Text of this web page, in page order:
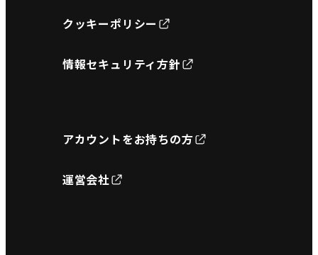
クッキーポリシー
情報セキュリティ方針
アカウントをお持ちの方
運営会社